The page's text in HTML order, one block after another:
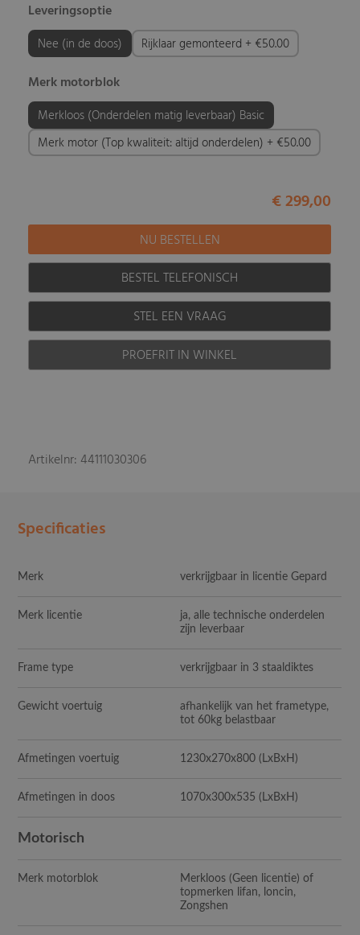
Leveringsoptie
Nee (in de doos) Rijklaar gemonteerd + €50.00
Merk motorblok
Merkloos (Onderdelen matig leverbaar) Basic
Merk motor (Top kwaliteit: altijd onderdelen) + €50.00
€ 299,00
BESTEL TELEFONISCH
STEL EEN VRAAG
PROEFRIT IN WINKEL
Artikelnr: 44111030306
Specificaties
Merk verkrijgbaar in licentie Gepard
Merk licentie
ja, alle technische onderdelen
zijn leverbaar
Frame type verkrijgbaar in 3 staaldiktes
Gewicht voertuig
afhankelijk van het frametype,
tot 60kg belastbaar
Afmetingen voertuig 1230x270x800 (LxBxH)
Afmetingen in doos 1070x300x535 (LxBxH)
Motorisch
Merk motorblok
Merkloos (Geen licentie) of
topmerken lifan, loncin,
Zongshen